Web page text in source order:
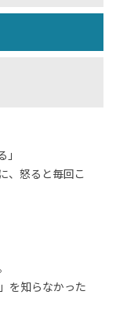
、怒ると毎回こ
を知らなかった